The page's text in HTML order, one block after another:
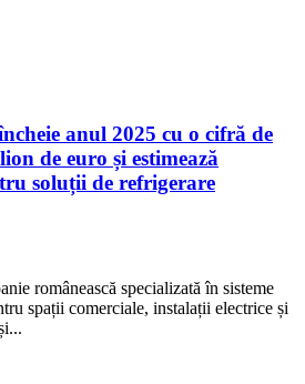
anul 2025 cu o cifră de
de euro și estimează
soluții de refrigerare
românească specializată în sisteme
spații comerciale, instalații electrice și